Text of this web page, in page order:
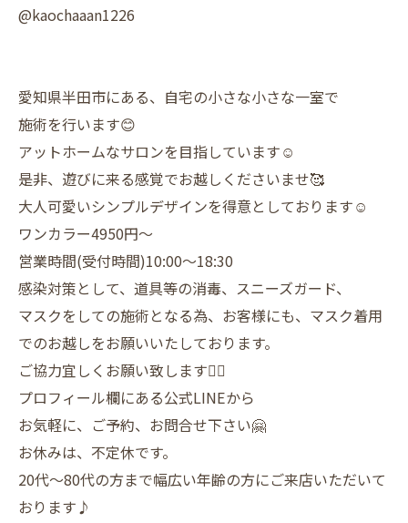
@kaochaaan1226
愛知県半田市にある、自宅の小さな小さな一室で
施術を行います😊
アットホームなサロンを目指しています☺️
是非、遊びに来る感覚でお越しくださいませ🥰
大人可愛いシンプルデザインを得意としております☺️
ワンカラー4950円〜
営業時間(受付時間)10:00〜18:30
感染対策として、道具等の消毒、スニーズガード、
マスクをしての施術となる為、お客様にも、マスク着用
でのお越しをお願いいたしております。
ご協力宜しくお願い致します🙇‍♀️
プロフィール欄にある公式LINEから
お気軽に、ご予約、お問合せ下さい🤗
お休みは、不定休です。
20代〜80代の方まで幅広い年齢の方にご来店いただいて
おります♪